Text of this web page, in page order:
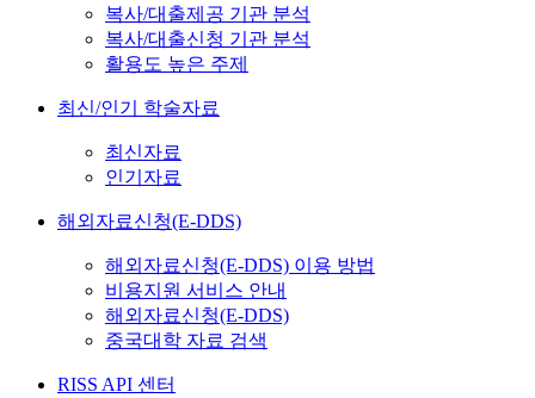
복사/대출제공 기관 분석
복사/대출신청 기관 분석
활용도 높은 주제
최신/인기 학술자료
최신자료
인기자료
해외자료신청(E-DDS)
해외자료신청(E-DDS) 이용 방법
비용지원 서비스 안내
해외자료신청(E-DDS)
중국대학 자료 검색
RISS API 센터